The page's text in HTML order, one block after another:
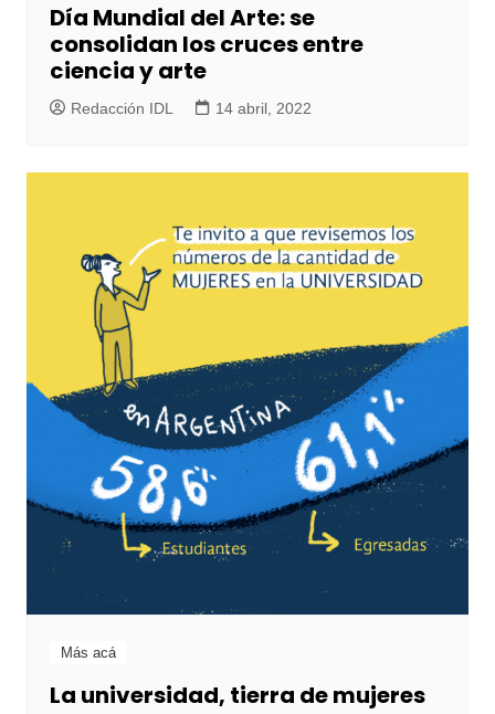
Día Mundial del Arte: se
consolidan los cruces entre
ciencia y arte
Redacción IDL 14 abril, 2022
Más acá
La universidad, tierra de mujeres